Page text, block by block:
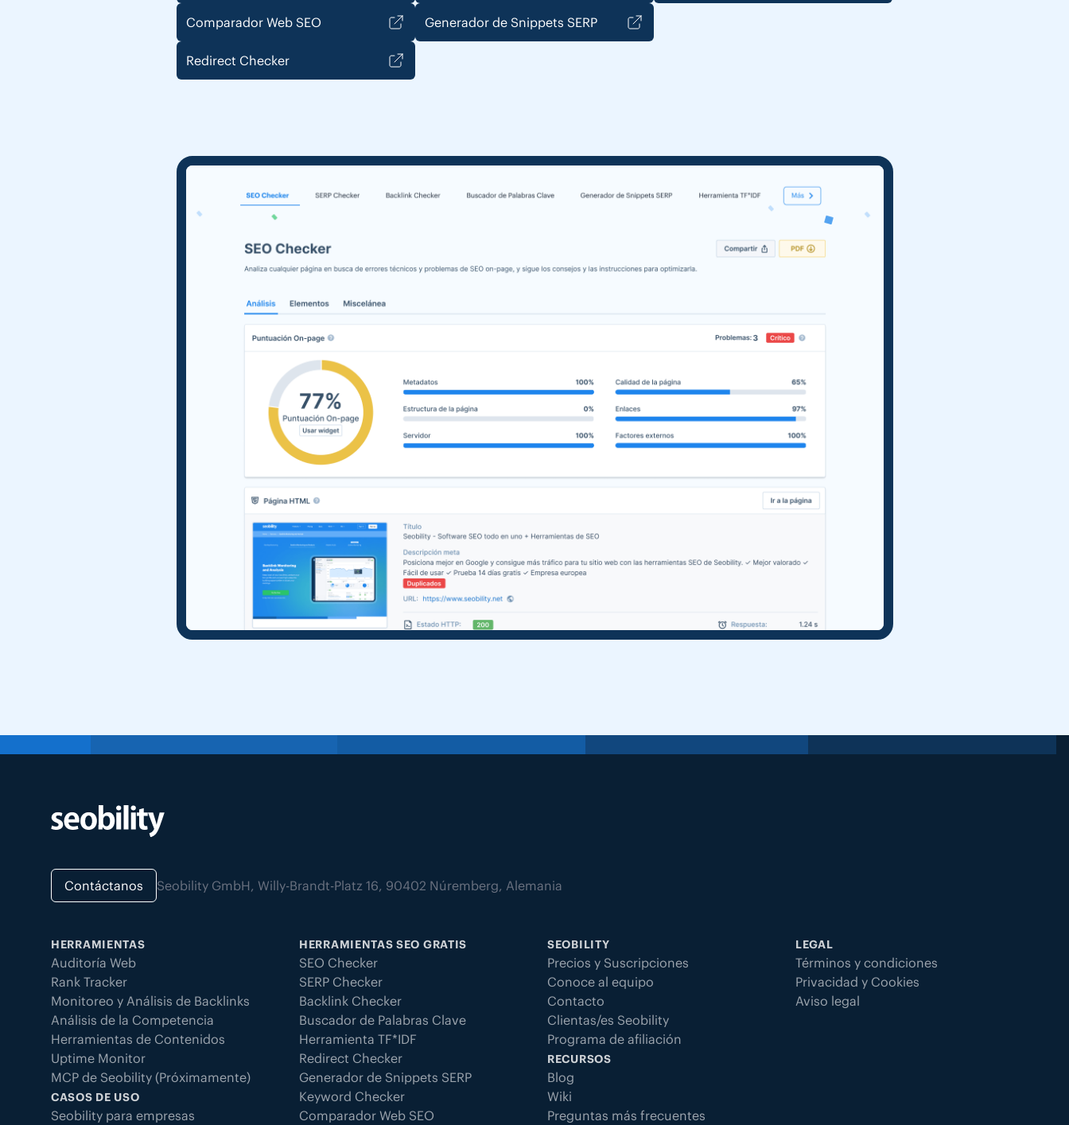
Comparador Web SEO
Redirect Checker
Generador de Snippets SERP
Contáctanos Seobility GmbH, Willy-Brandt-Platz 16, 90402 Núremberg, Alemania
HERRAMIENTAS
Auditoría Web
Rank Tracker
Monitoreo y Análisis de Backlinks
Análisis de la Competencia
Herramientas de Contenidos
Uptime Monitor
MCP de Seobility (Próximamente)
CASOS DE USO
Seobility para empresas
HERRAMIENTAS SEO GRATIS
SEO Checker
SERP Checker
Backlink Checker
Buscador de Palabras Clave
Herramienta TF*IDF
Redirect Checker
Generador de Snippets SERP
Keyword Checker
Comparador Web SEO
SEOBILITY
Precios y Suscripciones
Conoce al equipo
Contacto
Clientas/es Seobility
Programa de afiliación
RECURSOS
Blog
Wiki
Preguntas más frecuentes
LEGAL
Términos y condiciones
Privacidad y Cookies
Aviso legal